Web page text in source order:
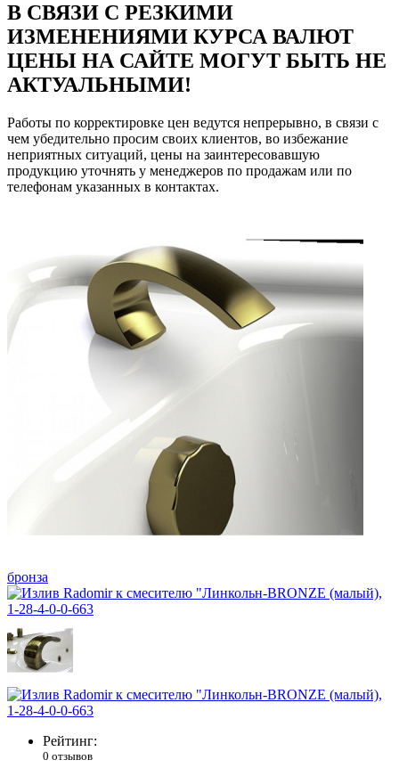
В СВЯЗИ С РЕЗКИМИ
ИЗМЕНЕНИЯМИ КУРСА ВАЛЮТ
ЦЕНЫ НА САЙТЕ МОГУТ БЫТЬ НЕ
АКТУАЛЬНЫМИ!
Работы по корректировке цен ведутся непрерывно, в связи с
чем убедительно просим своих клиентов, во избежание
неприятных ситуаций, цены на заинтересовавшую
продукцию уточнять у менеджеров по продажам или по
телефонам указанных в контактах.
бронза
Рейтинг:
0 отзывов